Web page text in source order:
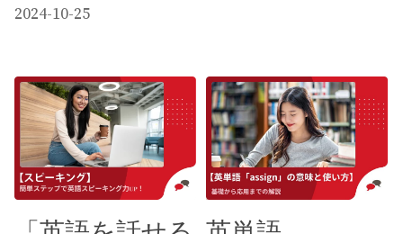
2024-10-25